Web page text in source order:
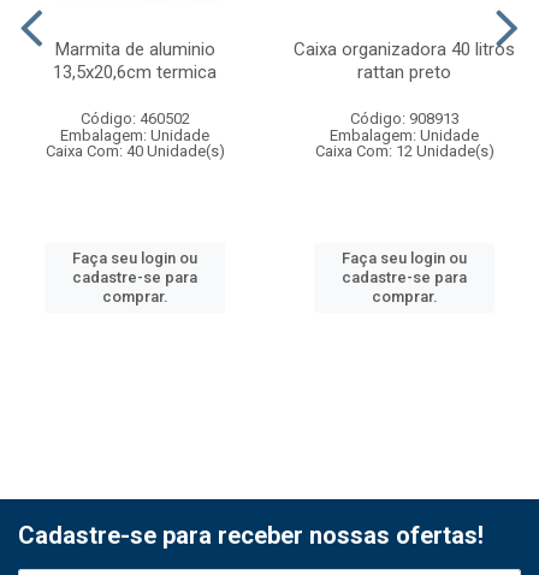
Marmita de aluminio
13,5x20,6cm termica
Código: 460502
Embalagem: Unidade
Caixa Com: 40 Unidade(s)
Faça seu login ou
cadastre-se para
comprar.
Caixa organizadora 40 litros
rattan preto
Código: 908913
Embalagem: Unidade
Caixa Com: 12 Unidade(s)
Faça seu login ou
cadastre-se para
comprar.
Cadastre-se para receber nossas ofertas!